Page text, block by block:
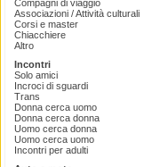
Compagni di viaggio
Associazioni / Attività culturali
Corsi e master
Chiacchiere
Altro
Incontri
Solo amici
Incroci di sguardi
Trans
Donna cerca uomo
Donna cerca donna
Uomo cerca donna
Uomo cerca uomo
Incontri per adulti